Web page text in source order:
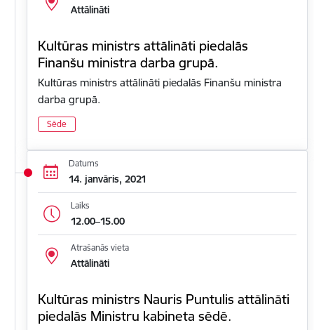
Attālināti
Kultūras ministrs attālināti piedalās
Finanšu ministra darba grupā.
Kultūras ministrs attālināti piedalās Finanšu ministra
darba grupā.
Sēde
Datums
14. janvāris, 2021
Laiks
12.00–15.00
Atrašanās vieta
Attālināti
Kultūras ministrs Nauris Puntulis attālināti
piedalās Ministru kabineta sēdē.